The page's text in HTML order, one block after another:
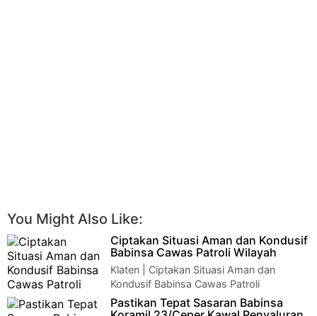
You Might Also Like:
Ciptakan Situasi Aman dan Kondusif
Babinsa Cawas Patroli Wilayah
Klaten | Ciptakan Situasi Aman dan
Kondusif Babinsa Cawas Patroli
WilayahCiptakan Situasi Aman dan Kondusif Babinsa Cawa…
Pastikan Tepat Sasaran Babinsa